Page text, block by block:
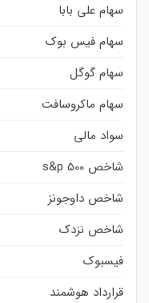
سهام علی بابا
سهام فیس بوک
سهام گوگل
سهام ماکروسافت
سواد مالی
شاخص s&p 500
شاخص داوجونز
شاخص نزدک
فیسبوک
قرارداد هوشمند